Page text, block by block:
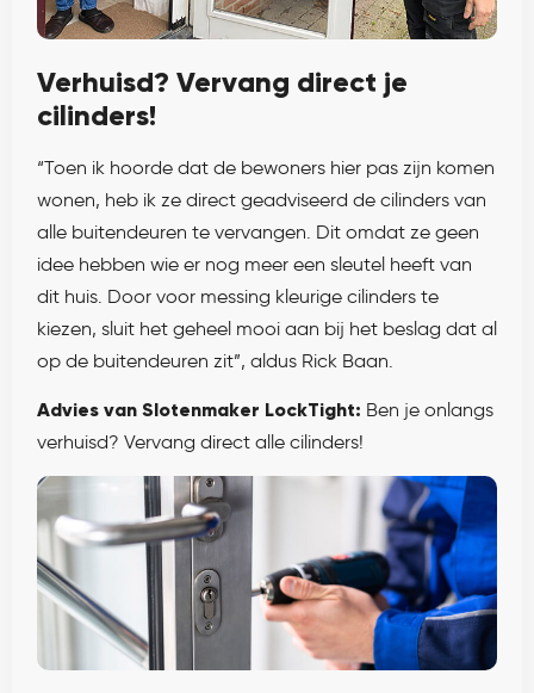
Verhuisd? Vervang direct je
cilinders!
“Toen ik hoorde dat de bewoners hier pas zijn komen
wonen, heb ik ze direct geadviseerd de cilinders van
alle buitendeuren te vervangen. Dit omdat ze geen
idee hebben wie er nog meer een sleutel heeft van
dit huis. Door voor messing kleurige cilinders te
kiezen, sluit het geheel mooi aan bij het beslag dat al
op de buitendeuren zit”, aldus Rick Baan.
Advies van Slotenmaker LockTight: Ben je onlangs
verhuisd? Vervang direct alle cilinders!